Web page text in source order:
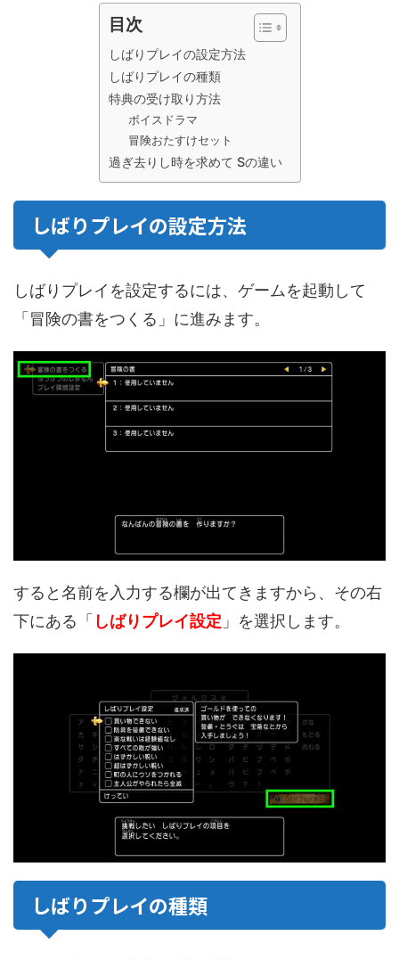
目次
しばりプレイの設定方法
しばりプレイの種類
特典の受け取り方法
ボイスドラマ
冒険おたすけセット
過ぎ去りし時を求めて Sの違い
しばりプレイの設定方法
しばりプレイを設定するには、ゲームを起動して
「冒険の書をつくる」に進みます。
すると名前を入力する欄が出てきますから、その右
下にある「 しばりプレイ設定 」を選択します。
しばりプレイの種類